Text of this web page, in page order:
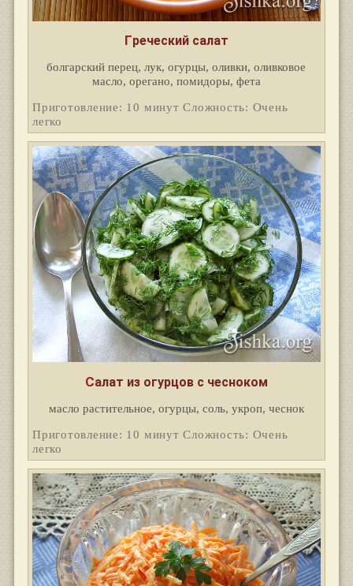
Греческий салат
болгарский перец, лук, огурцы, оливки, оливковое
масло, орегано, помидоры, фета
Приготовление: 10 минут Сложность: Очень
легко
Салат из огурцов с чесноком
масло растительное, огурцы, соль, укроп, чеснок
Приготовление: 10 минут Сложность: Очень
легко